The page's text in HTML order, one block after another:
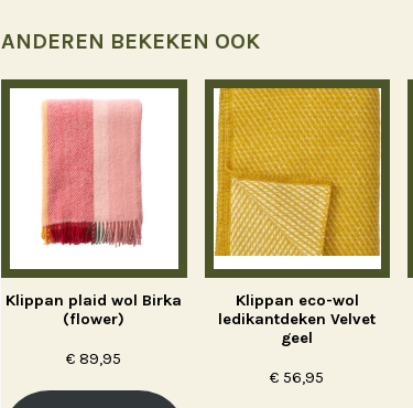
ANDEREN BEKEKEN OOK
Klippan plaid wol Birka
(flower)
€ 89,95
Klippan eco-wol
ledikantdeken Velvet
geel
€ 56,95